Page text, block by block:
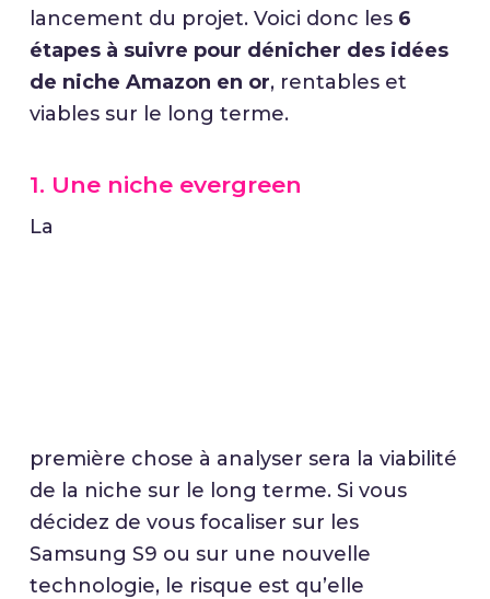
lancement du projet. Voici donc les 6
étapes à suivre pour dénicher des idées
de niche Amazon en or, rentables et
viables sur le long terme.
1. Une niche evergreen
La
première chose à analyser sera la viabilité
de la niche sur le long terme. Si vous
décidez de vous focaliser sur les
Samsung S9 ou sur une nouvelle
technologie, le risque est qu’elle